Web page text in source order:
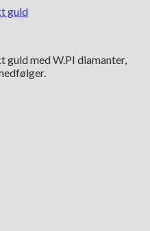
guld
kr.
med W.PI diamanter,